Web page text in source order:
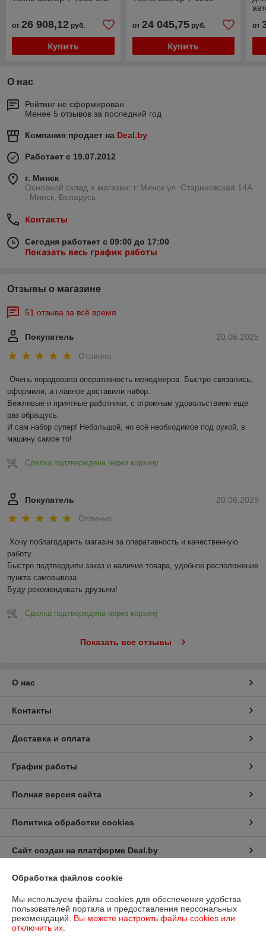
от 26 908,12 руб.
Купить
от 24 045,75руб.
Купить
от
О нас
Рейтинг не сформирован
Менее 5 отзывов за последний год
Компания продает на Deal.by
Работает с 19.07.2012
г. Минск
Основной склад и магазин: г. Минск ул. Стариновская 14А.
, Минск, Беларусь
Контакты
Сегодня работает с 09:00 до 17:00
Показать весь график работы
Отзывы о магазине
51 отзыва за всё время
20.06.2025
Покупатель
Отлично
Очень порадовала оперативность менеджеров. Быстро связались,
оформили, а главное доставили набор.
Вежливые и приятные работники, с огромным удовольствием еще
раз обращусь.
И сам набор супер! Небольшой, но всё необходимое под рукой, в
машину самое то!
Сделка подтверждена через корзину
20.06.2025
Покупатель
Отлично
Хочу поблагодарить магазин за оперативность и качественную
работу.
Быстро подтвердили заказ и наличие товара, удобное расположение
пункта самовывоза
Буду рекомендовать друзьям!
Сделка подтверждена через корзину
Показать все отзывы
О нас
Контакты
Доставка и оплата
График работы
Полная версия сайта
Политика обработки cookies
Сайт создан на платформе Deal.by
Юридическое лицо:Общество с ограниченной ответственностью
«Дюкон плюс»
РБ, 220138, г. Минск, ул. Стариновская 14А
Обработка файлов cookie
Мы используем файлы cookies для обеспечения удобства
пользователей портала и предоставления персональных
рекомендаций. Вы можете настроить файлы cookies или
отключить их.